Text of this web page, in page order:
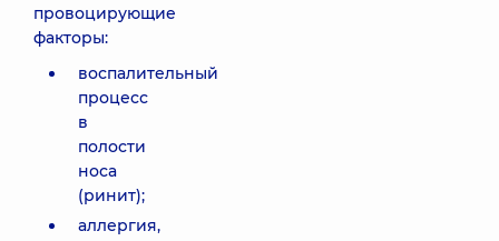
провоцирующие
факторы:
воспалительный
процесс
в
полости
носа
(ринит);
аллергия,